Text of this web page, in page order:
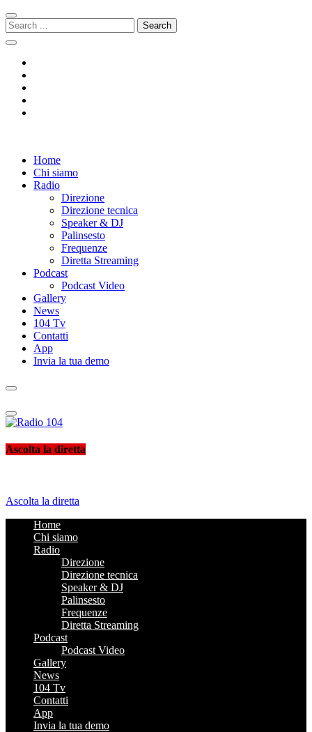
Skip
to
navigation
Skip
to
content
Search
for:
Radio 104
Like It !Home
Chi siamo
Radio
Direzione
Direzione tecnica
Speaker & DJ
Palinsesto
Frequenze
Diretta Streaming
Podcast
Podcast Video
Gallery
News
104 Tv
Contatti
App
Invia la tua demo
Radio 104
Like It !
Ascolta la diretta
Ascolta la diretta
Home
Chi siamo
Radio
Direzione
Direzione tecnica
Speaker & DJ
Palinsesto
Frequenze
Diretta Streaming
Podcast
Podcast Video
Gallery
News
104 Tv
Contatti
App
Invia la tua demo